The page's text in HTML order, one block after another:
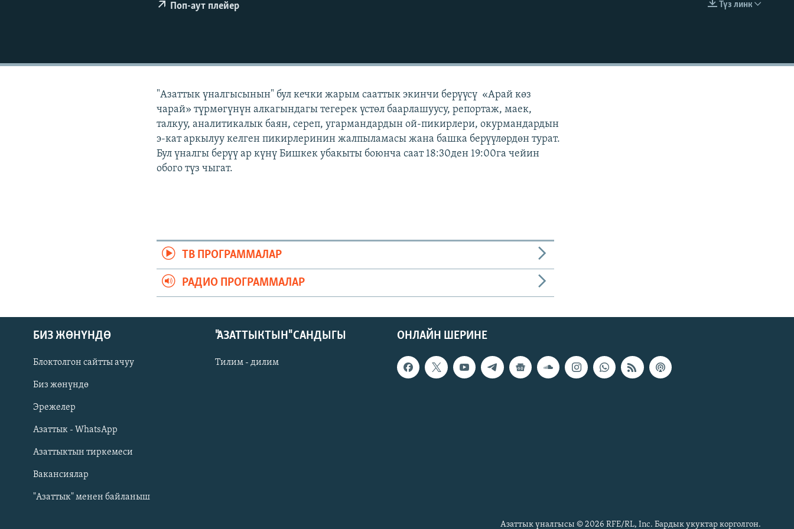
Русский
ОНЛАЙН ШЕРИНЕ
EMBED
Түз линк
Поп-аут плейер
"Азаттык үналгысынын" бул кечки жарым сааттык экинчи берүүсү «Арай көз
чарай» түрмөгүнүн алкагындагы тегерек үстөл баарлашуусу, репортаж, маек,
талкуу, аналитикалык баян, сереп, угармандардын ой-пикирлери, окурмандардын
э-кат аркылуу келген пикирлеринин жалпыламасы жана башка берүүлөрдөн турат.
Бул үналгы берүү ар күнү Бишкек убакыты боюнча саат 18:30ден 19:00га чейин
обого түз чыгат.
ТВ ПРОГРАММАЛАР
РАДИО ПРОГРАММАЛАР
ОНЛАЙН ШЕРИНЕ
БИЗ ЖӨНҮНДӨ
Блоктолгон сайтты ачуу
Биз жөнүндө
Эрежелер
Азаттык - WhatsApp
Азаттыктын тиркемеси
Вакансиялар
"Азаттык" менен байланыш
"АЗАТТЫКТЫН" САНДЫГЫ
Тилим - дилим
Азаттык үналгысы © 2026 RFE/RL, Inc. Бардык укуктар корголгон.